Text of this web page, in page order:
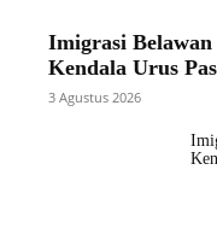
Imigrasi
Kendala Urus
3 Agustus 2026